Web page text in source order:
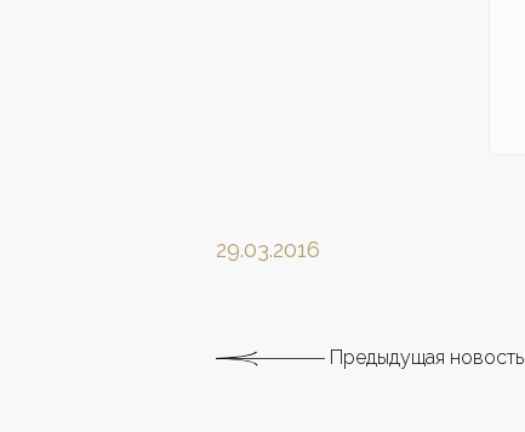
29.03.2016
Предыдущая новость